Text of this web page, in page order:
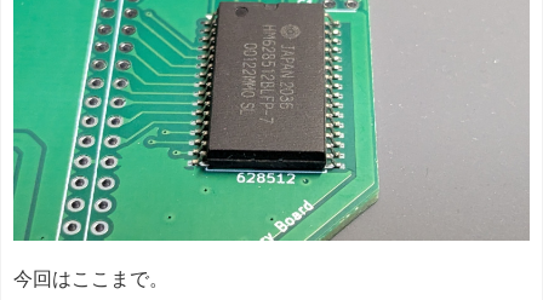
今回はここまで。